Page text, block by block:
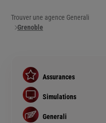
Trouver une agence Generali
Grenoble
Assurances
Assurance auto
Assurance habitation
Assurance prêt immobilier
Simulations
Simulation assurance auto
Generali